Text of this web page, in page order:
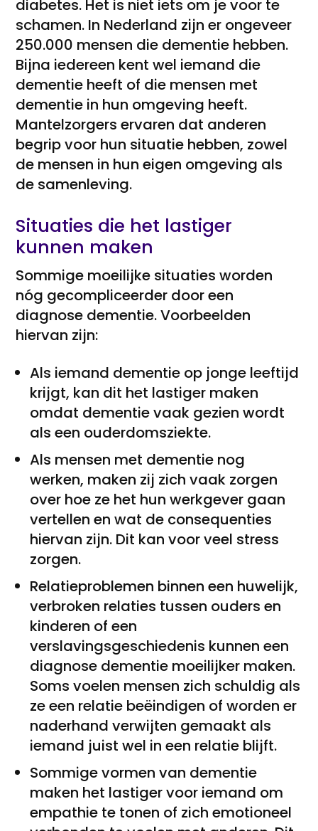
diabetes. Het is niet iets om je voor te
schamen. In Nederland zijn er ongeveer
250.000 mensen die dementie hebben.
Bijna iedereen kent wel iemand die
dementie heeft of die mensen met
dementie in hun omgeving heeft.
Mantelzorgers ervaren dat anderen
begrip voor hun situatie hebben, zowel
de mensen in hun eigen omgeving als
de samenleving.
Situaties die het lastiger
kunnen maken
Sommige moeilijke situaties worden
nóg gecompliceerder door een
diagnose dementie. Voorbeelden
hiervan zijn:
Als iemand dementie op jonge leeftijd
krijgt, kan dit het lastiger maken
omdat dementie vaak gezien wordt
als een ouderdomsziekte.
Als mensen met dementie nog
werken, maken zij zich vaak zorgen
over hoe ze het hun werkgever gaan
vertellen en wat de consequenties
hiervan zijn. Dit kan voor veel stress
zorgen.
Relatieproblemen binnen een huwelijk,
verbroken relaties tussen ouders en
kinderen of een
verslavingsgeschiedenis kunnen een
diagnose dementie moeilijker maken.
Soms voelen mensen zich schuldig als
ze een relatie beëindigen of worden er
naderhand verwijten gemaakt als
iemand juist wel in een relatie blijft.
Sommige vormen van dementie
maken het lastiger voor iemand om
empathie te tonen of zich emotioneel